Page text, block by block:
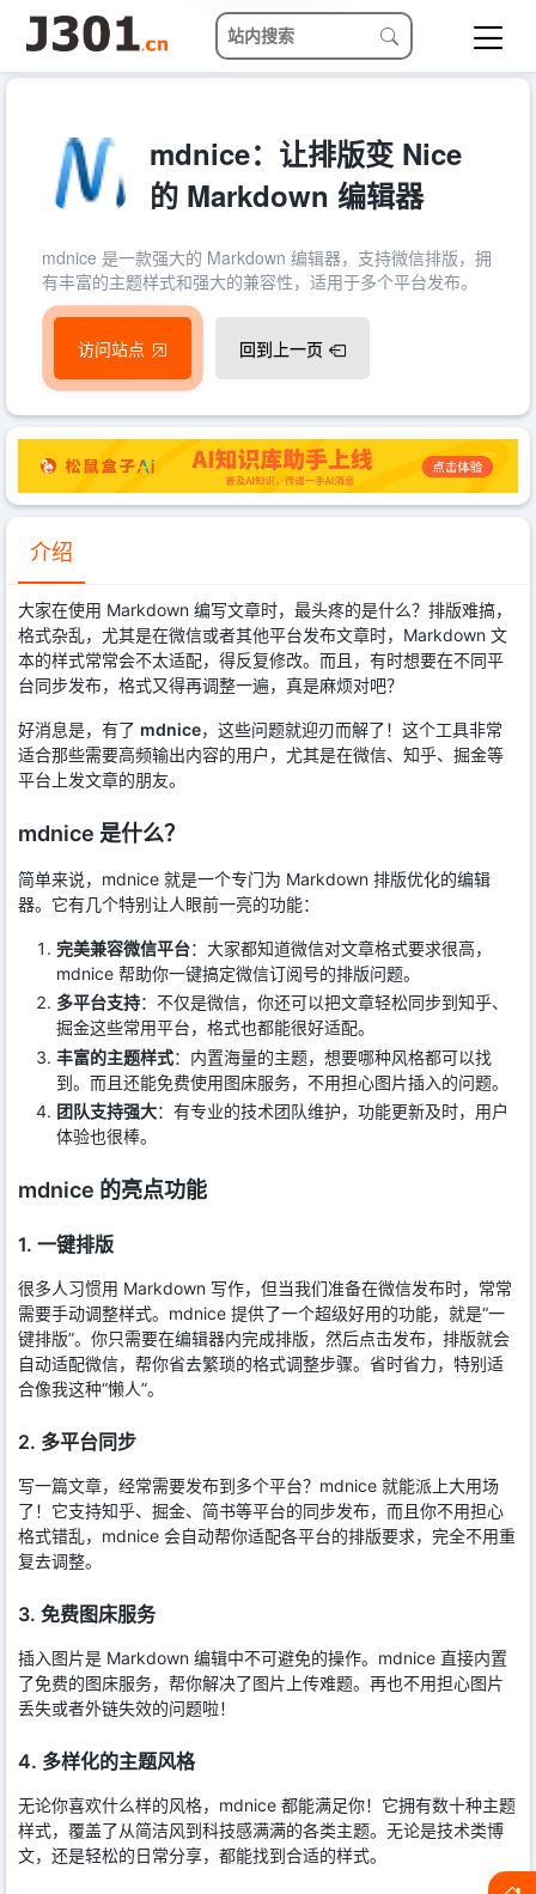
mdnice：让排版变 Nice
的 Markdown 编辑器
mdnice 是一款强大的 Markdown 编辑器，支持微信排版，拥
有丰富的主题样式和强大的兼容性，适用于多个平台发布。
访问站点 回到上一页
介绍
大家在使用 Markdown 编写文章时，最头疼的是什么？排版难搞，
格式杂乱，尤其是在微信或者其他平台发布文章时，Markdown 文
本的样式常常会不太适配，得反复修改。而且，有时想要在不同平
台同步发布，格式又得再调整一遍，真是麻烦对吧？
好消息是，有了 mdnice，这些问题就迎刃而解了！这个工具非常
适合那些需要高频输出内容的用户，尤其是在微信、知乎、掘金等
平台上发文章的朋友。
mdnice 是什么？
简单来说，mdnice 就是一个专门为 Markdown 排版优化的编辑
器。它有几个特别让人眼前一亮的功能：
完美兼容微信平台：大家都知道微信对文章格式要求很高，
mdnice 帮助你一键搞定微信订阅号的排版问题。
多平台支持：不仅是微信，你还可以把文章轻松同步到知乎、
掘金这些常用平台，格式也都能很好适配。
丰富的主题样式：内置海量的主题，想要哪种风格都可以找
到。而且还能免费使用图床服务，不用担心图片插入的问题。
团队支持强大：有专业的技术团队维护，功能更新及时，用户
体验也很棒。
mdnice 的亮点功能
1. 一键排版
很多人习惯用 Markdown 写作，但当我们准备在微信发布时，常常
需要手动调整样式。mdnice 提供了一个超级好用的功能，就是“一
键排版”。你只需要在编辑器内完成排版，然后点击发布，排版就会
自动适配微信，帮你省去繁琐的格式调整步骤。省时省力，特别适
合像我这种“懒人”。
2. 多平台同步
写一篇文章，经常需要发布到多个平台？mdnice 就能派上大用场
了！它支持知乎、掘金、简书等平台的同步发布，而且你不用担心
格式错乱，mdnice 会自动帮你适配各平台的排版要求，完全不用重
复去调整。
3. 免费图床服务
插入图片是 Markdown 编辑中不可避免的操作。mdnice 直接内置
了免费的图床服务，帮你解决了图片上传难题。再也不用担心图片
丢失或者外链失效的问题啦！
4. 多样化的主题风格
无论你喜欢什么样的风格，mdnice 都能满足你！它拥有数十种主题
样式，覆盖了从简洁风到科技感满满的各类主题。无论是技术类博
文，还是轻松的日常分享，都能找到合适的样式。